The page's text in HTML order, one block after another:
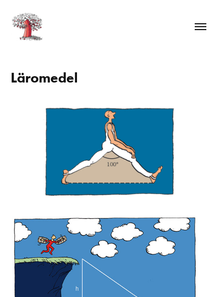
Läromedel